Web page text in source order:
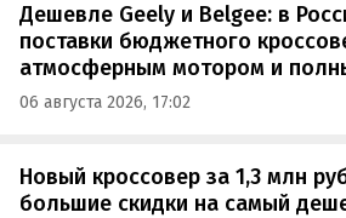
Дешевле Geely и Belgee: в
поставки бюджетного
атмосферным мотором и
06 августа 2026, 17:02
Новый кроссовер за 1,3 млн
большие скидки на самый